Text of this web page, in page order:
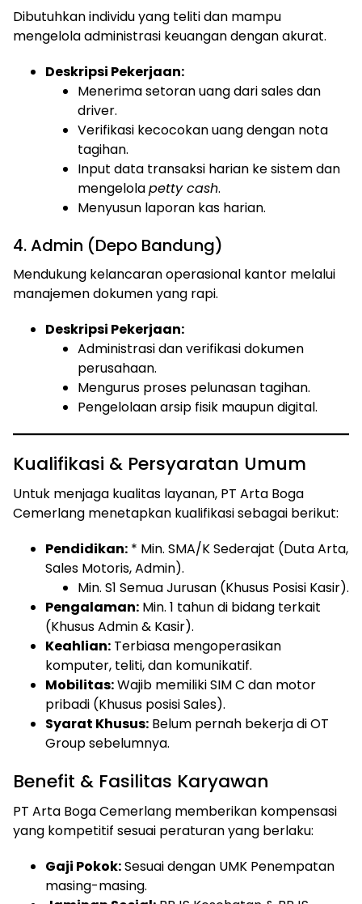
Dibutuhkan individu yang teliti dan mampu
mengelola administrasi keuangan dengan akurat.
Deskripsi Pekerjaan:
Menerima setoran uang dari sales dan
driver.
Verifikasi kecocokan uang dengan nota
tagihan.
Input data transaksi harian ke sistem dan
mengelolapetty cash.
Menyusun laporan kas harian.
4. Admin (Depo Bandung)
Mendukung kelancaran operasional kantor melalui
manajemen dokumen yang rapi.
Deskripsi Pekerjaan:
Administrasi dan verifikasi dokumen
perusahaan.
Mengurus proses pelunasan tagihan.
Pengelolaan arsip fisik maupun digital.
Kualifikasi & Persyaratan Umum
Untuk menjaga kualitas layanan, PT Arta Boga
Cemerlang menetapkan kualifikasi sebagai berikut:
Pendidikan: * Min. SMA/K Sederajat (Duta Arta,
Sales Motoris, Admin).
Min. S1 Semua Jurusan (Khusus Posisi Kasir).
Pengalaman: Min. 1 tahun di bidang terkait
(Khusus Admin & Kasir).
Keahlian: Terbiasa mengoperasikan
komputer, teliti, dan komunikatif.
Mobilitas:Wajib memiliki SIM C dan motor
pribadi (Khusus posisi Sales).
Syarat Khusus: Belum pernah bekerja di OT
Group sebelumnya.
Benefit & Fasilitas Karyawan
PT Arta Boga Cemerlang memberikan kompensasi
yang kompetitif sesuai peraturan yang berlaku:
Gaji Pokok:Sesuai dengan UMK Penempatan
masing-masing.